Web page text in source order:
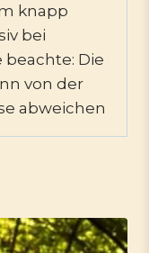
knapp
bei
Die
von der
abweichen